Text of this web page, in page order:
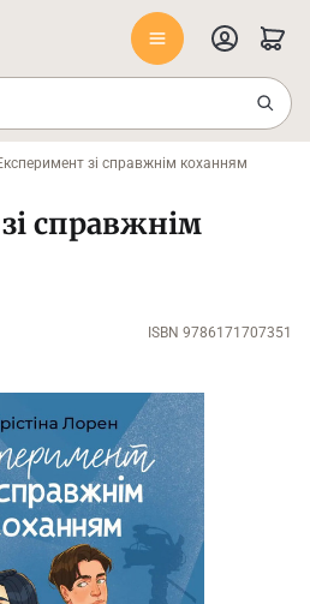
зі справжнім коханням
справжнім
ISBN 9786171707351